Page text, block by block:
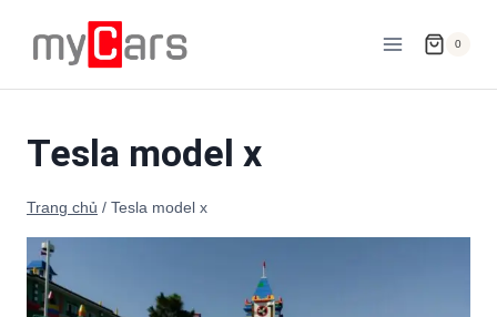
content
0
Tesla model x
Trang chủ / Tesla model x